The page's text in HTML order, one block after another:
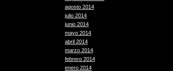
agosto 2014
julio 2014
junio 2014
mayo 2014
abril 2014
marzo 2014
febrero 2014
enero 2014